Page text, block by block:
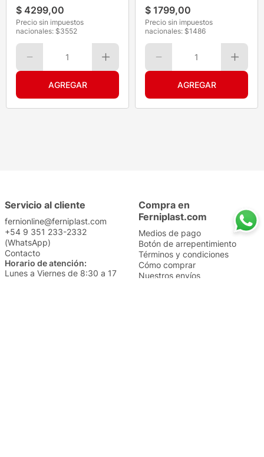
$ 4299,00
Precio sin impuestos
nacionales: $3552
1
$ 1799,00
Precio sin impuestos
nacionales: $1486
1
Servicio al cliente
fernionline@ferniplast.com
+54 9 351 233-2332
(WhatsApp)
Contacto
Horario de atención:
Lunes a Viernes de 8:30 a 17
Compra en
Ferniplast.com
Medios de pago
Botón de arrepentimiento
Términos y condiciones
Cómo comprar
Nuestros envíos